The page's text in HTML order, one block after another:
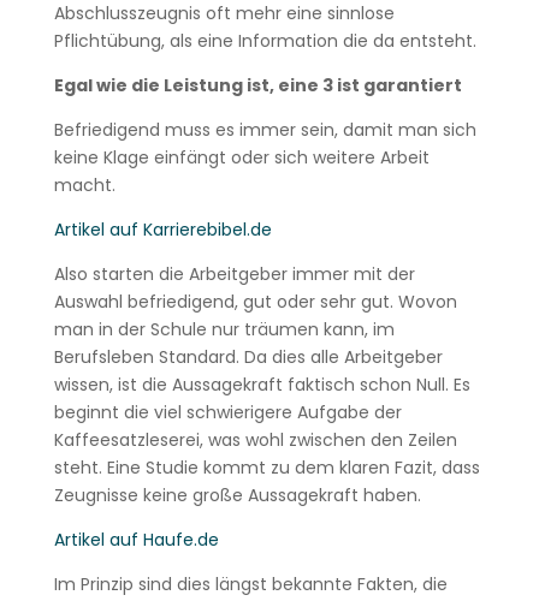
Abschlusszeugnis oft mehr eine sinnlose
Pflichtübung, als eine Information die da entsteht.
Egal wie die Leistung ist, eine 3 ist garantiert
Befriedigend muss es immer sein, damit man sich
keine Klage einfängt oder sich weitere Arbeit
macht.
Artikel auf Karrierebibel.de
Also starten die Arbeitgeber immer mit der
Auswahl befriedigend, gut oder sehr gut. Wovon
man in der Schule nur träumen kann, im
Berufsleben Standard. Da dies alle Arbeitgeber
wissen, ist die Aussagekraft faktisch schon Null. Es
beginnt die viel schwierigere Aufgabe der
Kaffeesatzleserei, was wohl zwischen den Zeilen
steht. Eine Studie kommt zu dem klaren Fazit, dass
Zeugnisse keine große Aussagekraft haben.
Artikel auf Haufe.de
Im Prinzip sind dies längst bekannte Fakten, die